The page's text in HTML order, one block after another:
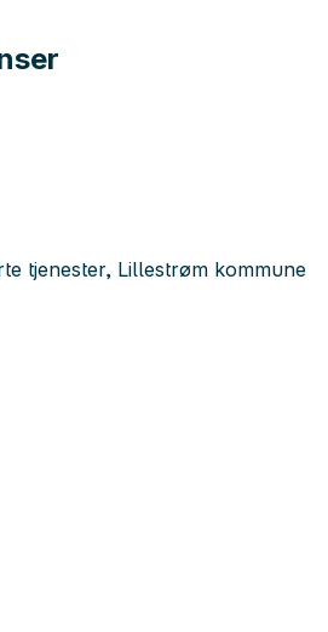
tjenester, Lillestrøm kommune